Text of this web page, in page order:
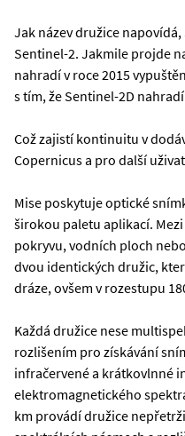
Jak název družice
Sentinel-2. Jakmile projde
nahradí v roce 2015
s tím, že Sentinel-2D
Což zajistí kontinuitu v
Copernicus a pro další
Mise poskytuje optické
širokou paletu aplikací.
pokryvu, vodních ploch
dvou identických družic,
dráze, ovšem v rozestupu
Každá družice nese
rozlišením pro získávání
infračervené a krátkovlnné
elektromagnetického
km provádí družice